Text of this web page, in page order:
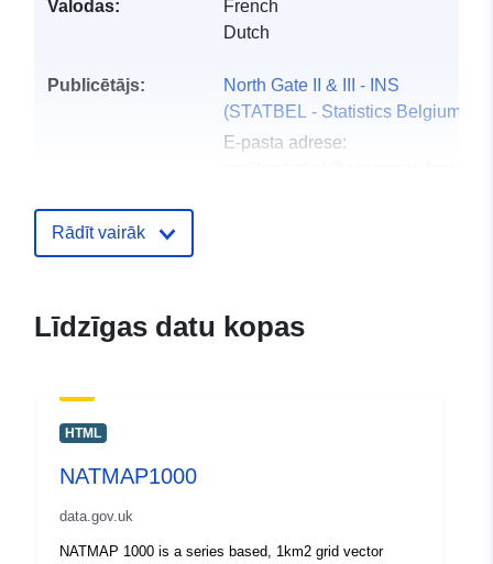
Valodas:
French
Dutch
Publicētājs:
North Gate II & III - INS
(STATBEL - Statistics Belgium)
E-pasta adrese:
E-pasta adrese:
Rādīt vairāk
Līdzīgas datu kopas
HTML
NATMAP1000
data.gov.uk
NATMAP 1000 is a series based, 1km2 grid vector